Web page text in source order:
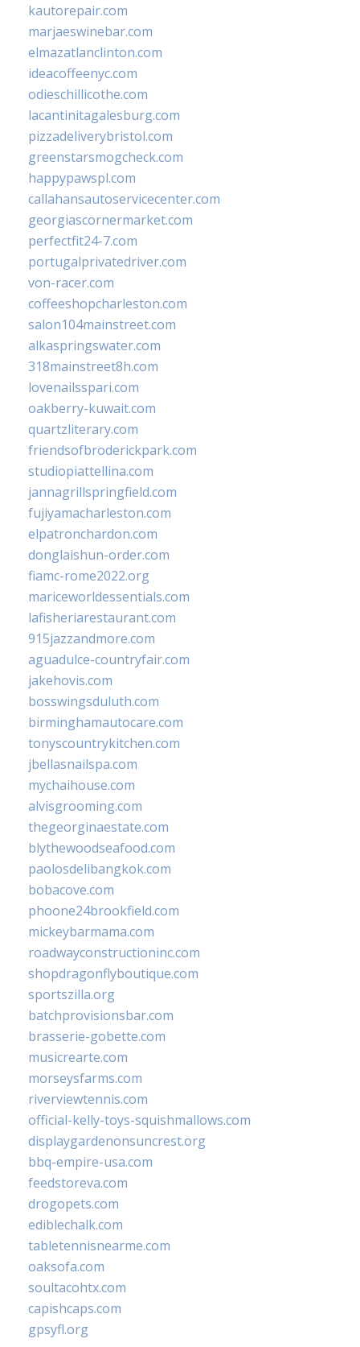
kautorepair.com
marjaeswinebar.com
elmazatlanclinton.com
ideacoffeenyc.com
odieschillicothe.com
lacantinitagalesburg.com
pizzadeliverybristol.com
greenstarsmogcheck.com
happypawspl.com
callahansautoservicecenter.com
georgiascornermarket.com
perfectfit24-7.com
portugalprivatedriver.com
von-racer.com
coffeeshopcharleston.com
salon104mainstreet.com
alkaspringswater.com
318mainstreet8h.com
lovenailsspari.com
oakberry-kuwait.com
quartzliterary.com
friendsofbroderickpark.com
studiopiattellina.com
jannagrillspringfield.com
fujiyamacharleston.com
elpatronchardon.com
donglaishun-order.com
fiamc-rome2022.org
mariceworldessentials.com
lafisheriarestaurant.com
915jazzandmore.com
aguadulce-countryfair.com
jakehovis.com
bosswingsduluth.com
birminghamautocare.com
tonyscountrykitchen.com
jbellasnailspa.com
mychaihouse.com
alvisgrooming.com
thegeorginaestate.com
blythewoodseafood.com
paolosdelibangkok.com
bobacove.com
phoone24brookfield.com
mickeybarmama.com
roadwayconstructioninc.com
shopdragonflyboutique.com
sportszilla.org
batchprovisionsbar.com
brasserie-gobette.com
musicrearte.com
morseysfarms.com
riverviewtennis.com
official-kelly-toys-squishmallows.com
displaygardenonsuncrest.org
bbq-empire-usa.com
feedstoreva.com
drogopets.com
ediblechalk.com
tabletennisnearme.com
oaksofa.com
soultacohtx.com
capishcaps.com
gpsyfl.org